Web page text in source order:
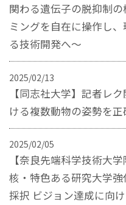
関わる遺伝子の脱抑制
ミングを自在に操作し
る技術開発へ～
2025/02/13
【同志社大学】記者レ
ける複数動物の姿勢を正
2025/02/05
【奈良先端科学技術大
核・特色ある研究大学
採択 ビジョン達成に向